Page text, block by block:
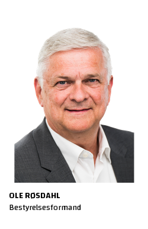
OLE RØSDAHL
Bestyrelsesformand